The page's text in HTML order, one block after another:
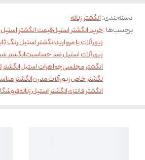
دسته‌بندی:انگشتر زنانه
برچسب‌ها :خرید انگشتر استیلقیمت انگشتر استیل
زیورآلات با مرواریدانگشتر استیل رنگ
زیورآلات استیل ضد حساسیتانگشتر
انگشتر مجلسیجواهرات استیلانگشتر
نگشتر خاصزیورآلات مدرنانگشتر
انگشتر فانتزیانگشتر استیل زنانه